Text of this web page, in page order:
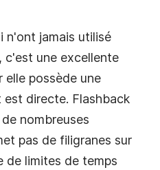
n'ont jamais utilisé
c'est une excellente
elle possède une
directe. Flashback
nombreuses
pas de filigranes sur
de limites de temps